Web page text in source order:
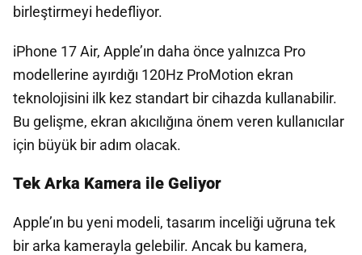
birleştirmeyi hedefliyor.
iPhone 17 Air, Apple’ın daha önce yalnızca Pro
modellerine ayırdığı 120Hz ProMotion ekran
teknolojisini ilk kez standart bir cihazda kullanabilir.
Bu gelişme, ekran akıcılığına önem veren kullanıcılar
için büyük bir adım olacak.
Tek Arka Kamera ile Geliyor
Apple’ın bu yeni modeli, tasarım inceliği uğruna tek
bir arka kamerayla gelebilir. Ancak bu kamera,